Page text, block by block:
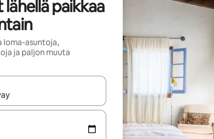
lähellä paikkaa
loma-asuntoja,
ja paljon muuta
navigoi ylös- ja alas-nuolinäppäimillä tai tutustu